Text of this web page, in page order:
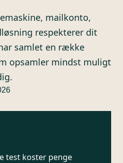
mailkonto,
respekterer dit
samlet en række
opsamler mindst muligt
test koster penge